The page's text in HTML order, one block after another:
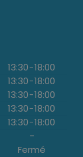
13:30-18:00
13:30-18:00
13:30-18:00
13:30-18:00
13:30-18:00
-
Fermé